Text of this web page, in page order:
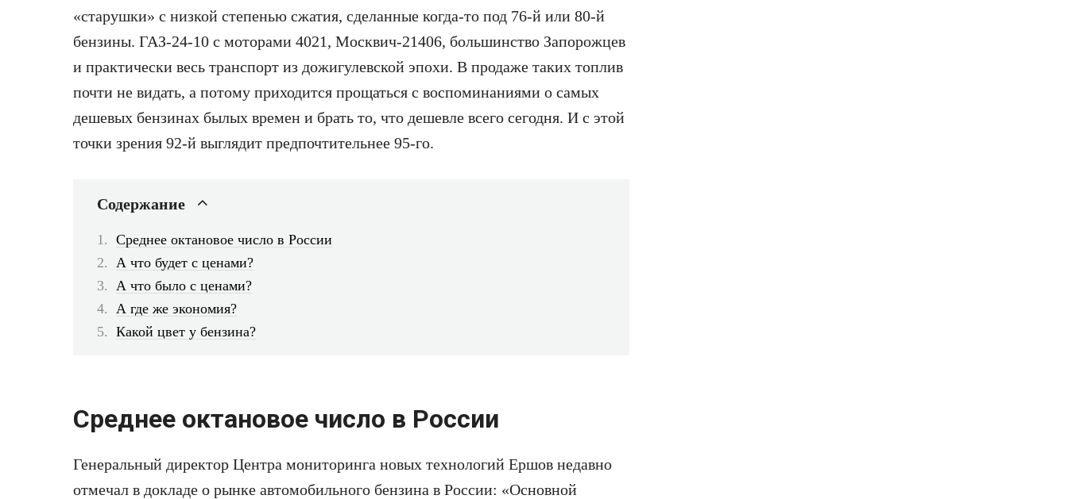
«старушки» с низкой степенью сжатия, сделанные когда-то под 76-й или 80-й
бензины. ГАЗ-24-10 с моторами 4021, Москвич-21406, большинство Запорожцев
и практически весь транспорт из дожигулевской эпохи. В продаже таких топлив
почти не видать, а потому приходится прощаться с воспоминаниями о самых
дешевых бензинах былых времен и брать то, что дешевле всего сегодня. И с этой
точки зрения 92-й выглядит предпочтительнее 95-го.
Содержание
Среднее октановое число в России
А что будет с ценами?
А что было с ценами?
А где же экономия?
Какой цвет у бензина?
Среднее октановое число в России
Генеральный директор Центра мониторинга новых технологий Ершов недавно
отмечал в докладе о рынке автомобильного бензина в России: «Основной